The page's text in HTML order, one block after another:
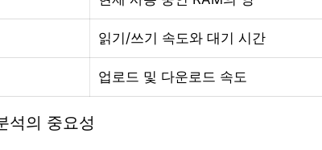
읽기/쓰기 속도와 대기 시간
업로드 및 다운로드 속도
석의 중요성